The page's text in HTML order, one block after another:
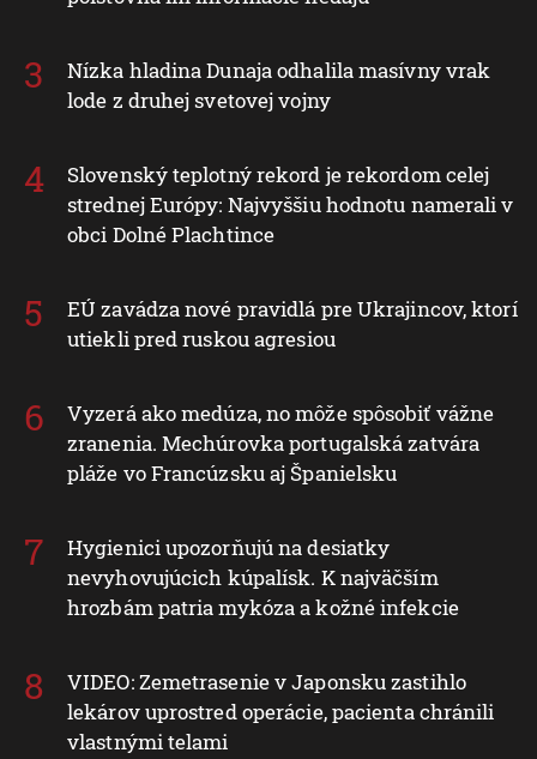
Nízka hladina Dunaja odhalila masívny vrak
lode z druhej svetovej vojny
Slovenský teplotný rekord je rekordom celej
strednej Európy: Najvyššiu hodnotu namerali v
obci Dolné Plachtince
EÚ zavádza nové pravidlá pre Ukrajincov, ktorí
utiekli pred ruskou agresiou
Vyzerá ako medúza, no môže spôsobiť vážne
zranenia. Mechúrovka portugalská zatvára
pláže vo Francúzsku aj Španielsku
Hygienici upozorňujú na desiatky
nevyhovujúcich kúpalísk. K najväčším
hrozbám patria mykóza a kožné infekcie
VIDEO: Zemetrasenie v Japonsku zastihlo
lekárov uprostred operácie, pacienta chránili
vlastnými telami